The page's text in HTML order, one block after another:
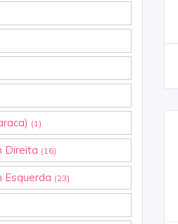
(1)
Direita (16)
Esquerda (23)